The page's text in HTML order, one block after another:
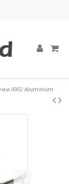
4302 Aluminium